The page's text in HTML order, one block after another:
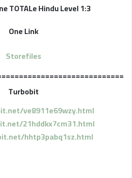
TOTALe Hindu Level 1:3
One Link
Storefiles
Turbobit
ve8911e69wzy.html
21hddkx7cm31.html
hhtp3pabq1sz.html